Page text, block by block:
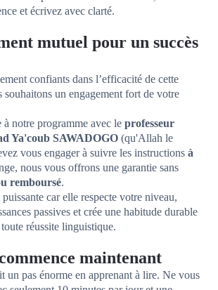
et écrivez avec clarté.
mutuel pour un succès
confiants dans l’efficacité de cette
souhaitons un engagement fort de votre
notre programme avec le professeur
Ya'coub SAWADOGO (qu'Allah le
vous engager à suivre les instructions à
nous vous offrons une garantie sans
remboursé.
car elle respecte votre niveau,
passives et crée une habitude durable
réussite linguistique.
maintenant
un pas énorme en apprenant à lire. Ne vous